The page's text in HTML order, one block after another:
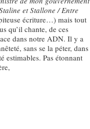
et Stallone / Entre
écriture…) mais tout
qu’il chante, de ces
dans notre ADN. Il y a
sans se la péter, dans
estimables. Pas étonnant